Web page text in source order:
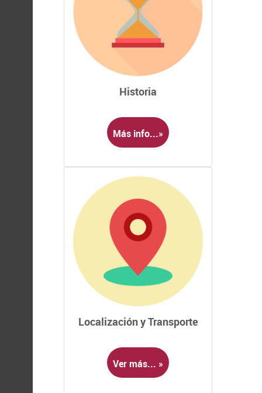
Historia
Más info...»
Localización y Transporte
Ver más... »